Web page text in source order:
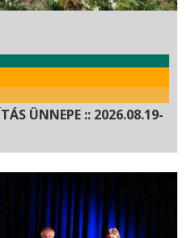
ÜNNEPE :: 2026.08.19-